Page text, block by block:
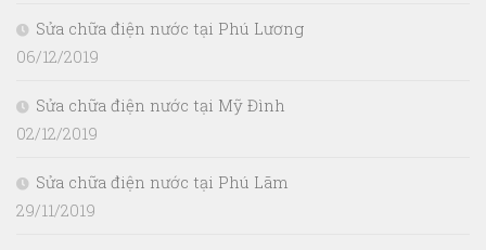
Sửa chữa điện nước tại Phú Lương
06/12/2019
Sửa chữa điện nước tại Mỹ Đình
02/12/2019
Sửa chữa điện nước tại Phú Lãm
29/11/2019